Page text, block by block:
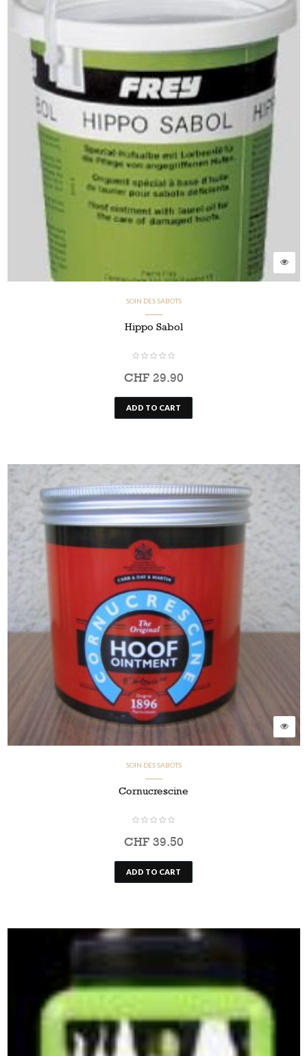
SOIN DES SABOTS
Hippo Sabol
CHF29.90
ADD TO CART
SOIN DES SABOTS
Cornucrescine
CHF39.50
ADD TO CART